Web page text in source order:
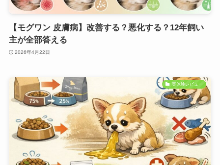
【モグワン 皮膚病】改善する？悪化する？12年飼い
主が全部答える
2026年4月22日
実体験レビュー